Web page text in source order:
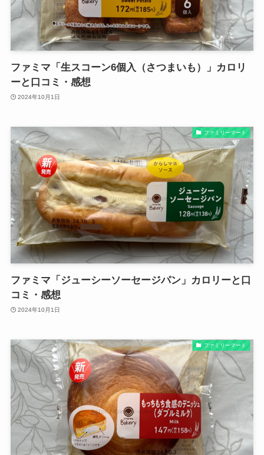
ファミマ「生スコーン6個入（さつまいも）」カロリ
ーと口コミ・感想
2024年10月1日
ファミリーマート
ファミマ「ジューシーソーセージパン」カロリーと口
コミ・感想
2024年10月1日
ファミリーマート